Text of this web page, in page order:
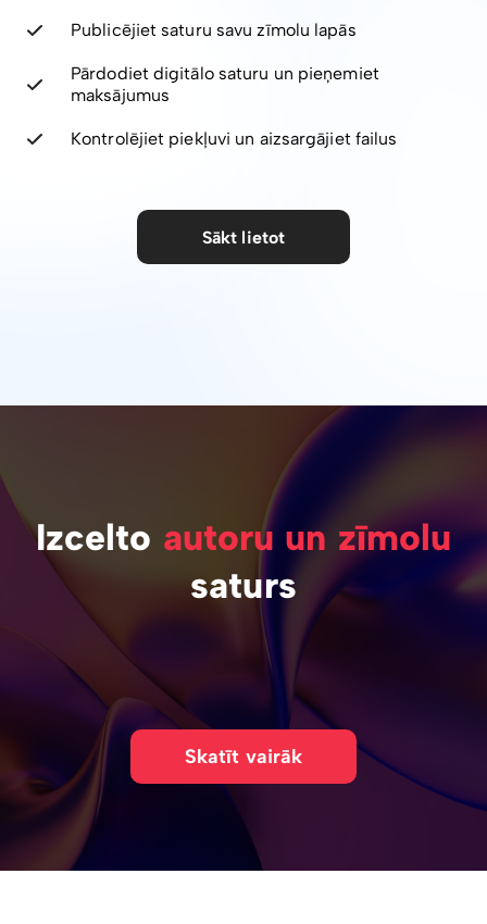
Publicējiet saturu savu zīmolu lapās
Pārdodiet digitālo saturu un pieņemiet
maksājumus
Kontrolējiet piekļuvi un aizsargājiet failus
Sākt lietot
Izcelto autoru un zīmolu
saturs
Skatīt vairāk